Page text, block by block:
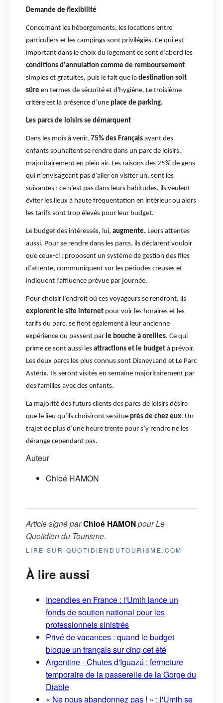
Demande de flexibilité
Concernant les hébergements, les locations entre
particuliers et les campings sont privilégiés. Ce qui est
important dans le choix du logement ce sont d’abord les
conditions d'annulation comme de remboursement
simples et gratuites, puis le fait que la destination soit
sûre en termes de sécurité et d'hygiène. Le troisième
critère est la présence d’une place de parking.
Les parcs de loisirs se démarquent
Dans les mois à venir, 75% des Français ayant des
enfants souhaitent se rendre dans un parc de loisirs,
majoritairement en plein air. Les raisons des 25% de gens
qui n’envisageant pas d’aller en visiter un, sont les
suivantes : ce n’est pas dans leurs habitudes, ils veulent
éviter les lieux à haute fréquentation en intérieur ou alors
les tarifs sont trop élevés pour leur budget.
Le budget des intéressés, lui, augmente. Leurs attentes
aussi. Pour se rendre dans les parcs, ils déclarent vouloir
que ceux-ci : proposent un système de gestion des files
d’attente, communiquent sur les périodes creuses et
indiquent l’affluence prévue par journée.
Pour choisir l’endroit où ces voyageurs se rendront, ils
explorent le site internet pour voir les horaires et les
tarifs du parc, se fient également à leur ancienne
expérience ou passent par le bouche à oreilles. Ce qui
prime ce sont aussi les attractions et le budget à prévoir.
Les deux parcs les plus connus sont DisneyLand et Le Parc
Astérix. Ils seront visités en semaine majoritairement par
des familles avec des enfants.
La majorité des futurs clients des parcs de loisirs désire
que le lieu qu’ils choisiront se situe près de chez eux. Un
trajet de plus d’une heure trente pour s’y rendre ne les
dérange cependant pas.
Auteur
Chloé HAMON
Article signé parChloé HAMONpourLe
Quotidien du Tourisme.
LIRE SUR QUOTIDIENDUTOURISME.COM
À lire aussi
Incendies en France : l'Umih lance un
fonds de soutien national pour les
professionnels sinistrés
Privé de vacances : quand le budget
bloque un français sur cinq cet été
Argentine - Chutes d'Iguazú : fermeture
temporaire de la passerelle de la Gorge du
Diable
« Ne nous abandonnez pas ! » : l'Umih se